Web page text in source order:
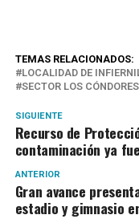
TEMAS RELACIONADOS:
LOCALIDAD DE
SECTOR LOS CÓNDORES
SIGUIENTE
Recurso de
contaminación ya
ANTERIOR
Gran avance
estadio y gimnasio